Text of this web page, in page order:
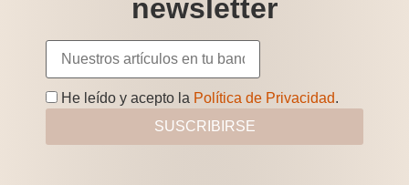
newsletter
He leído y acepto la Política de Privacidad.